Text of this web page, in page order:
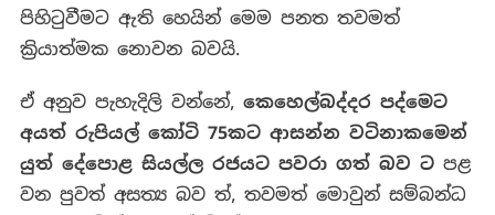
පිහිටුවීමට ඇති හෙයින් මෙම පනත තවමත්
ක්‍රියාත්මක නොවන බවයි.
ඒ අනුව පැහැදිලි වන්නේ, කෙහෙල්බද්දර පද්මෙට
අයත් රුපියල් කෝටි 75කට ආසන්න වටිනාකමෙන්
යුත් දේපොළ සියල්ල රජයට පවරා ගත් බව ට පළ
වන පුවත් අසත්‍ය බව ත්, තවමත් මොවුන් සම්බන්ධ